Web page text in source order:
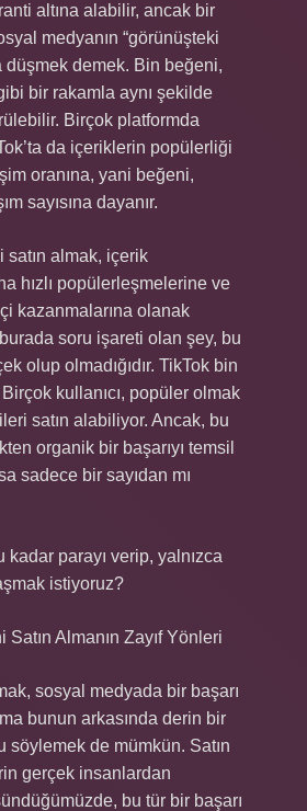
altına alabilir, ancak bir
medyanın “görünüşteki
düşmek demek. Bin beğeni,
bir rakamla aynı şekilde
Birçok platformda
da içeriklerin popülerliği
oranına, yani beğeni,
sayısına dayanır.
satın almak, içerik
hızlı popülerleşmelerine ve
kazanmalarına olanak
soru işareti olan şey, bu
olup olmadığıdır. TikTok bin
kullanıcı, popüler olmak
satın alabiliyor. Ancak, bu
organik bir başarıyı temsil
sadece bir sayıdan mı
kadar parayı verip, yalnızca
istiyoruz?
Satın Almanın Zayıf Yönleri
sosyal medyada bir başarı
bunun arkasında derin bir
söylemek de mümkün. Satın
gerçek insanlardan
bu tür bir başarı